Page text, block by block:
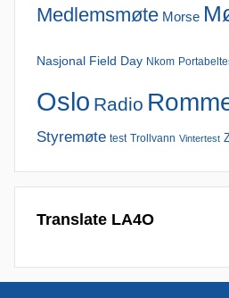
Medlemsmøte Morse
Nasjonal Field Day Nkom
Oslo Radio
Styremøte test Trollvann Vintertest
Translate LA4O